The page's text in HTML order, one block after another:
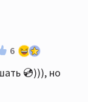
написал..
6
💿))), но